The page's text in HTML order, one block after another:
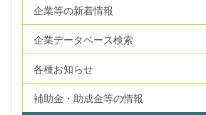
企業等の新着情報
企業データベース検索
各種お知らせ
補助金・助成金等の情報